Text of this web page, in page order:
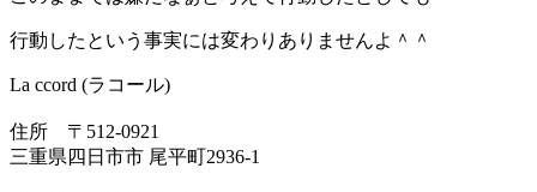
行動したという事実には変わりありませんよ＾＾
La ccord (ラコール)
住所 〒512-0921
三重県四日市市 尾平町2936-1